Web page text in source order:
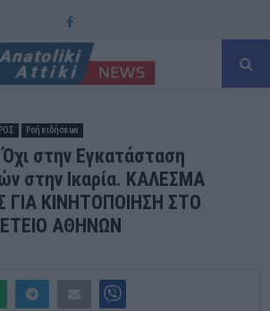
Facebook
Ροή ειδήσεων
στην Εγκατάσταση
στην Ικαρία. ΚΑΛΕΣΜΑ
ΓΙΑ ΚΙΝΗΤΟΠΟΙΗΣΗ ΣΤΟ
ΑΘΗΝΩΝ